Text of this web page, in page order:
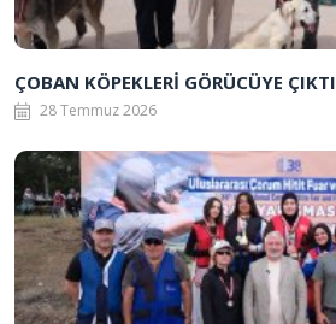
ÇOBAN KÖPEKLERİ GÖRÜCÜYE ÇIKTI
28 Temmuz 2026